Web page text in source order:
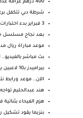
400 درهم غرامة عدم الالتزام بالعبور من الأماكن الم...
شرطة دبي تتكفل برعاية 3 أطفال إلى حين خروج
3 فبراير بدء اختبارات "تمكين" لطلبة الصفوف (3 - 12)
بعد نجاح مسلسل
موعد مباراة ريال
بث مباشر بالفيديو.. الاتحاد 2-0 الفيحاء
بيراميدز بـ10 لاعبين يتعادل مع سيراميكا ويرتقى لوص...
الآن.. موعد ورابط
هند عبدالحليم
هزم الفيحاء
بنزيما يقود